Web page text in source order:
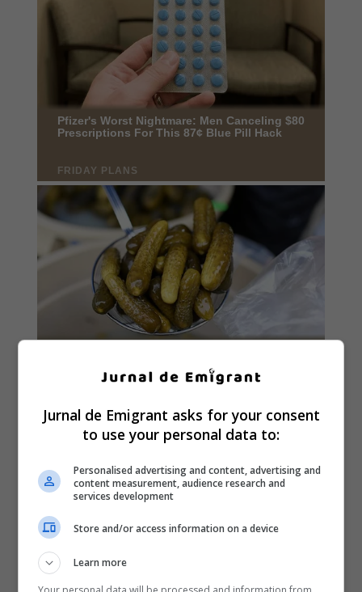
Jurnal de Emigrant asks for your consent
to use your personal data to:
Personalised advertising and content, advertising and
content measurement, audience research and
services development
Store and/or access information on a device
Learn more